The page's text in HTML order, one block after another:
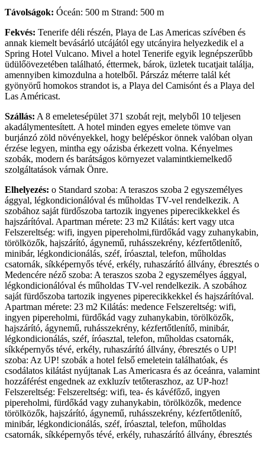
Távolságok: Óceán: 500 m Strand: 500 m
Fekvés: Tenerife déli részén, Playa de Las Americas szívében és
annak kiemelt bevásárló utcájától egy utcányira helyezkedik el a
Spring Hotel Vulcano. Mivel a hotel Tenerife egyik legnépszerűbb
üdülőövezetében található, éttermek, bárok, üzletek tucatjait találja,
amennyiben kimozdulna a hotelből. Párszáz méterre talál két
gyönyörű homokos strandot is, a Playa del Camisónt és a Playa del
Las Américast.
Szállás: A 8 emeletesépület 371 szobát rejt, melyből 10 teljesen
akadálymentesített. A hotel minden egyes emelete tömve van
burjánzó zöld növényekkel, hogy belépéskor önnek valóban olyan
érzése legyen, mintha egy oázisba érkezett volna. Kényelmes
szobák, modern és barátságos környezet valamintkiemelkedő
szolgáltatások várnak Önre.
Elhelyezés: o Standard szoba: A teraszos szoba 2 egyszemélyes
ággyal, légkondicionálóval és műholdas TV-vel rendelkezik. A
szobához saját fürdőszoba tartozik ingyenes piperecikkekkel és
hajszárítóval. Apartman mérete: 23 m2 Kilátás: kert vagy utca
Felszereltség: wifi, ingyen pipereholmi,fürdőkád vagy zuhanykabin,
törölközők, hajszárító, ágynemű, ruhásszekrény, kézfertőtlenítő,
minibár, légkondicionálás, széf, íróasztal, telefon, műholdas
csatornák, síkképernyős tévé, erkély, ruhaszárító állvány, ébresztés o
Medencére néző szoba: A teraszos szoba 2 egyszemélyes ággyal,
légkondicionálóval és műholdas TV-vel rendelkezik. A szobához
saját fürdőszoba tartozik ingyenes piperecikkekkel és hajszárítóval.
Apartman mérete: 23 m2 Kilátás: medence Felszereltség: wifi,
ingyen pipereholmi, fürdőkád vagy zuhanykabin, törölközők,
hajszárító, ágynemű, ruhásszekrény, kézfertőtlenítő, minibár,
légkondicionálás, széf, íróasztal, telefon, műholdas csatornák,
síkképernyős tévé, erkély, ruhaszárító állvány, ébresztés o UP!
szoba: Az UP! szobák a hotel felső emeletein találhatóak, és
csodálatos kilátást nyújtanak Las Americasra és az óceánra, valamint
hozzáférést engednek az exkluzív tetőteraszhoz, az UP-hoz!
Felszereltség: Felszereltség: wifi, tea- és kávéfőző, ingyen
pipereholmi, fürdőkád vagy zuhanykabin, törölközők, medence
törölközők, hajszárító, ágynemű, ruhásszekrény, kézfertőtlenítő,
minibár, légkondicionálás, széf, íróasztal, telefon, műholdas
csatornák, síkképernyős tévé, erkély, ruhaszárító állvány, ébresztés